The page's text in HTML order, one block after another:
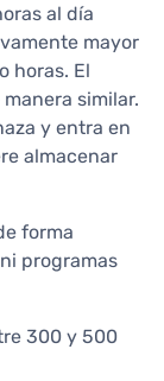
al día
mayor
horas. El
similar.
y entra en
almacenar
forma
programas
300 y 500